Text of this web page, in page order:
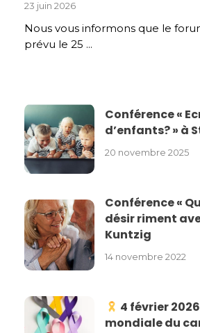
23 juin 2026
Nous vous informons que le
prévu le 25 ...
Conférence «
d’enfants? » à
20 novembre 2025
Conférence «
désir riment
Kuntzig
14 novembre 2022
4 février
mondiale du